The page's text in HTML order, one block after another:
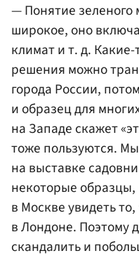
— Понятие зеленого
широкое, оно
климат и т. д.
решения можно
города России,
и образец для
на Западе скажет
тоже пользуются.
на выставке
некоторые образцы,
в Москве увидеть
в Лондоне. Поэтому
скандалить и